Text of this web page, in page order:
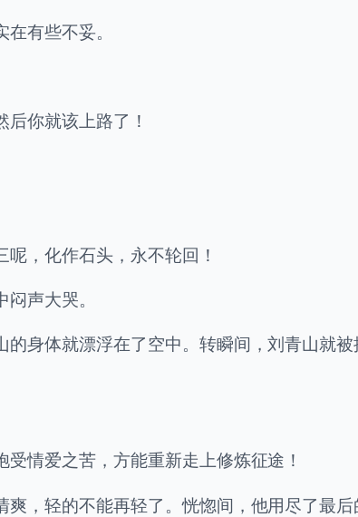
有些不妥。
你就该上路了！
，化作石头，永不轮回！
声大哭。
身体就漂浮在了空中。转瞬间，刘青山就
情爱之苦，方能重新走上修炼征途！
，轻的不能再轻了。恍惚间，他用尽了最后